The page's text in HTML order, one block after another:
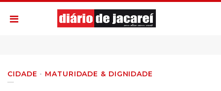
CIDADE MATURIDADE & DIGNIDADE